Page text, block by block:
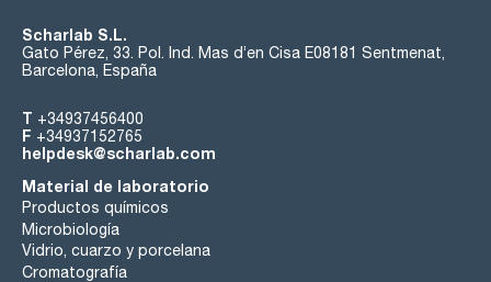
Scharlab S.L.
Gato Pérez, 33. Pol. Ind. Mas d’en Cisa E08181 Sentmenat,
Barcelona, España
T +34937456400
F +34937152765
helpdesk@scharlab.com
Material de laboratorio
Productos químicos
Microbiología
Vidrio, cuarzo y porcelana
Cromatografía